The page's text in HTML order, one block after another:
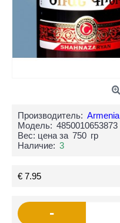
Производитель: Armenia
Модель: 4850010653873
Вес: цена за 750 гр
Наличие: 3
€ 7.95
-